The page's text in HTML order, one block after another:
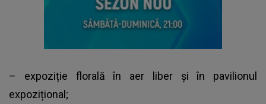
– expoziție florală în aer liber și în pavilionul
expozițional;